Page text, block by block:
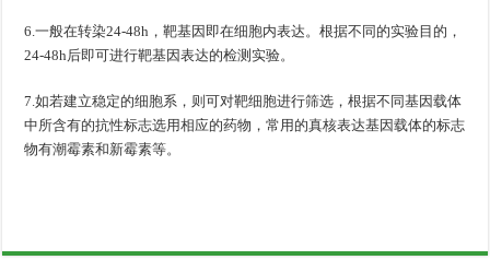
6.一般在转染24-48h，靶基因即在细胞内表达。根据不同的实验目的，
24-48h后即可进行靶基因表达的检测实验。
7.如若建立稳定的细胞系，则可对靶细胞进行筛选，根据不同基因载体
中所含有的抗性标志选用相应的药物，常用的真核表达基因载体的标志
物有潮霉素和新霉素等。